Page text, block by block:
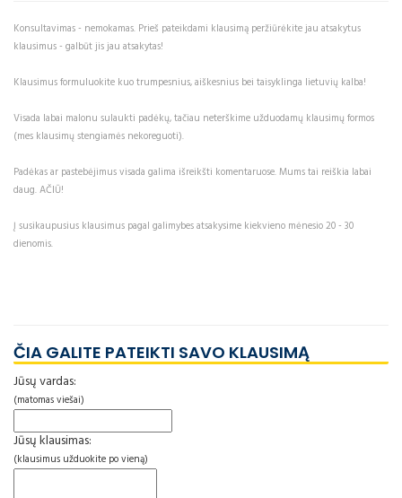
Konsultavimas - nemokamas. Prieš pateikdami klausimą peržiūrėkite jau atsakytus
klausimus - galbūt jis jau atsakytas!
Klausimus formuluokite kuo trumpesnius, aiškesnius bei taisyklinga lietuvių kalba!
Visada labai malonu sulaukti padėkų, tačiau neterškime užduodamų klausimų formos
(mes klausimų stengiamės nekoreguoti).
Padėkas ar pastebėjimus visada galima išreikšti komentaruose. Mums tai reiškia labai
daug. AČIŪ!
Į susikaupusius klausimus pagal galimybes atsakysime kiekvieno mėnesio 20 - 30
dienomis.
ČIA GALITE PATEIKTI SAVO KLAUSIMĄ
Jūsų vardas:
(matomas viešai)
Jūsų klausimas:
(klausimus užduokite po vieną)